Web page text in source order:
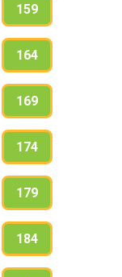
159
164
169
174
179
184